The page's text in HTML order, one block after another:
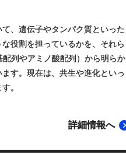
、遺伝子やタンパク質といった
役割を担っているかを、それら
列やアミノ酸配列）から明らか
す。現在は、共生や進化といっ
。
詳細情報へ